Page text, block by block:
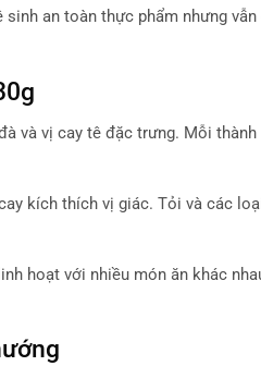
an toàn thực phẩm nhưng vẫn
và vị cay tê đặc trưng. Mỗi thành
kích thích vị giác. Tỏi và các
hoạt với nhiều món ăn khác